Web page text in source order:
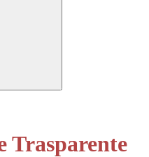
Trasparente